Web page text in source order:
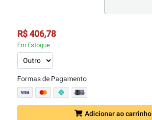
R$ 406,78
Em Estoque
Formas de Pagamento
Adicionar ao carrinho